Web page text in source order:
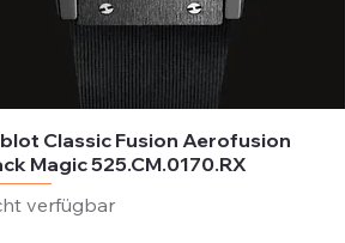
Classic Fusion Aerofusion
Magic 525.CM.0170.RX
verfügbar